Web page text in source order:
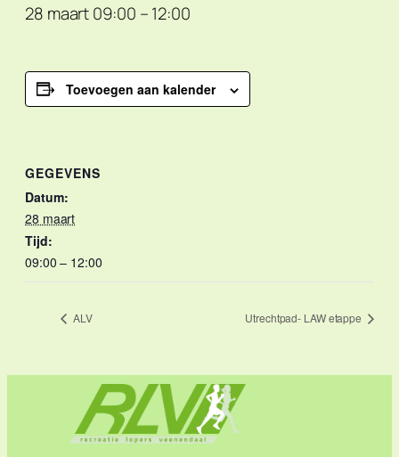
28 maart 09:00 –12:00
Toevoegen aan kalender
GEGEVENS
Datum:
28 maart
Tijd:
09:00 – 12:00
ALV Utrechtpad- LAW etappe